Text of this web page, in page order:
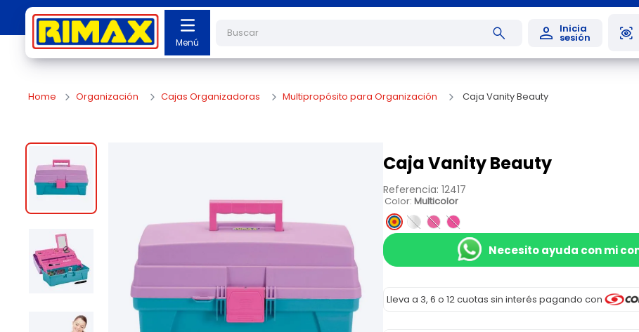
Organización Cajas Organizadoras Multipropósito para Organización Caja Vanity Beauty
Caja Vanity Beauty
Referencia: 12417
Color: Multicolor
Necesito ayuda con mi
Lleva a 3, 6 o 12 cuotas sin interés pagando con